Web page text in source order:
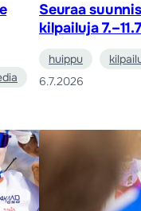
Seuraa
kilpailuja
huippu
6.7.2026